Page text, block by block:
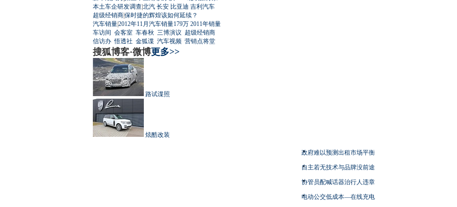
本土车企研发调查|北汽 长安 比亚迪 吉利汽车
超级经销商|保时捷的辉煌该如何延续？
汽车销量|2012年11月汽车销量179万 2011年销量
车访间 会客室 车春秋 三博演议 超级经销商
信访办 悟透社 金狐谍 汽车视频 营销点将堂
搜狐博客·微博更多>>
路试谍照
炫酷改装
政府难以预测出租市场平衡
自主若无技术与品牌没前途
协管员配喊话器治行人违章
电动公交低成本—在线充电